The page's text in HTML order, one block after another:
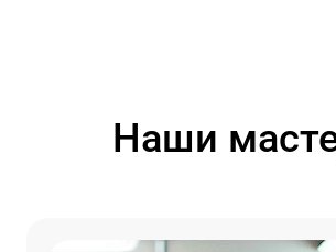
Наши